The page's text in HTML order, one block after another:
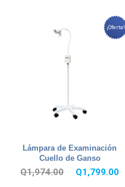
¡Oferta!
Lámpara de Examinación
Cuello de Ganso
Q1,974.00 Q1,799.00El